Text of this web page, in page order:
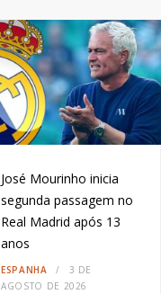
José Mourinho inicia
segunda passagem no
Real Madrid após 13
anos
ESPANHA
3 DE
AGOSTO DE 2026